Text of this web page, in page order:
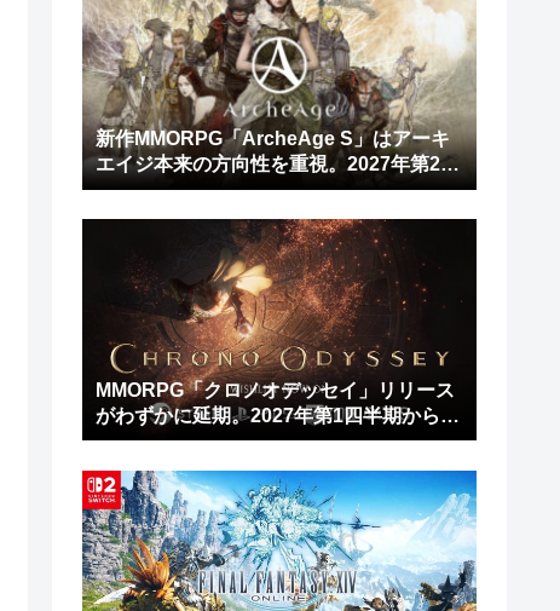
新作MMORPG「ArcheAge S」はアーキ
エイジ本来の方向性を重視。2027年第2四
半期にリリース予定
MMORPG「クロノオデッセイ」リリース
がわずかに延期。2027年第1四半期から第
2四半期に